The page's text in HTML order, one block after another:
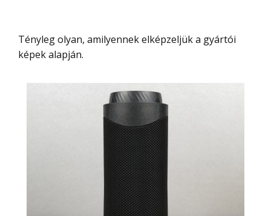
Tényleg olyan, amilyennek elképzeljük a gyártói
képek alapján.